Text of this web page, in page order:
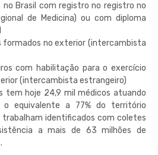
Brasil com registro no registro no
de Medicina) ou com diploma
formados no exterior (intercambista
com habilitação para o exercício
(intercambista estrangeiro)
tem hoje 24,9 mil médicos atuando
equivalente a 77% do território
trabalham identificados com coletes
a mais de 63 milhões de